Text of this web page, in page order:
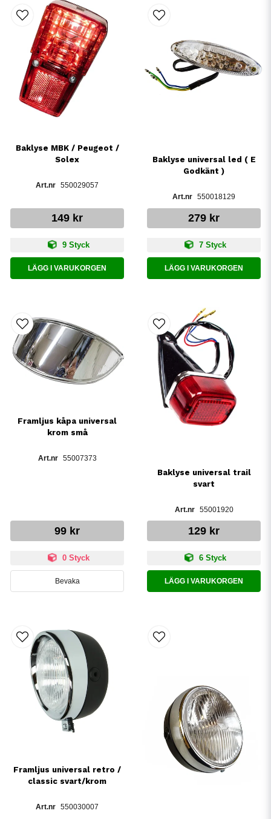
Baklyse MBK / Peugeot /
Solex
550029057
149 kr
9 Styck
LÄGG I VARUKORGEN
Baklyse universal led ( E
Godkänt )
550018129
279 kr
7 Styck
LÄGG I VARUKORGEN
Framljus kåpa universal
krom små
55007373
99 kr
0 Styck
Bevaka
Baklyse universal trail
svart
55001920
129 kr
6 Styck
LÄGG I VARUKORGEN
Framljus universal retro /
classic svart/krom
550030007